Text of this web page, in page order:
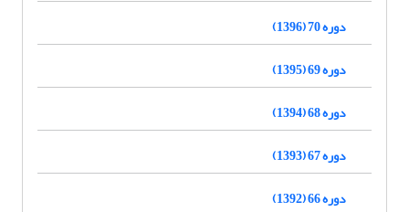
دوره 70 (1396)
دوره 69 (1395)
دوره 68 (1394)
دوره 67 (1393)
دوره 66 (1392)